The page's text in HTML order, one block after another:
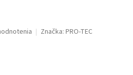
Značka: PRO-TEC